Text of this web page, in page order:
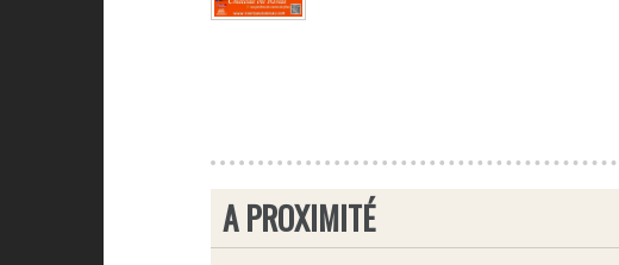
A PROXIMITÉ